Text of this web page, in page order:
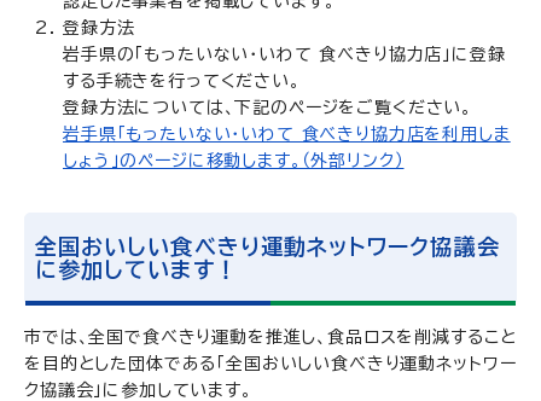
登録方法
岩手県の「もったいない・いわて 食べきり協力店」に登録
する手続きを行ってください。
登録方法については、下記のページをご覧ください。
岩手県「もったいない・いわて 食べきり協力店を利用しま
しょう」のページに移動します。（外部リンク）
全国おいしい食べきり運動ネットワーク協議会
に参加しています！
市では、全国で食べきり運動を推進し、食品ロスを削減すること
を目的とした団体である「全国おいしい食べきり運動ネットワー
ク協議会」に参加しています。